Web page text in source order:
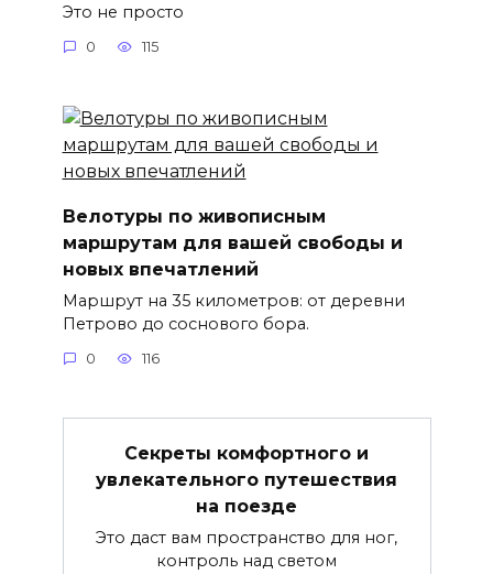
Это не просто
0 115
Велотуры по живописным
маршрутам для вашей свободы и
новых впечатлений
Маршрут на 35 километров: от деревни
Петрово до соснового бора.
0 116
Секреты комфортного и
увлекательного путешествия
на поезде
Это даст вам пространство для ног,
контроль над светом